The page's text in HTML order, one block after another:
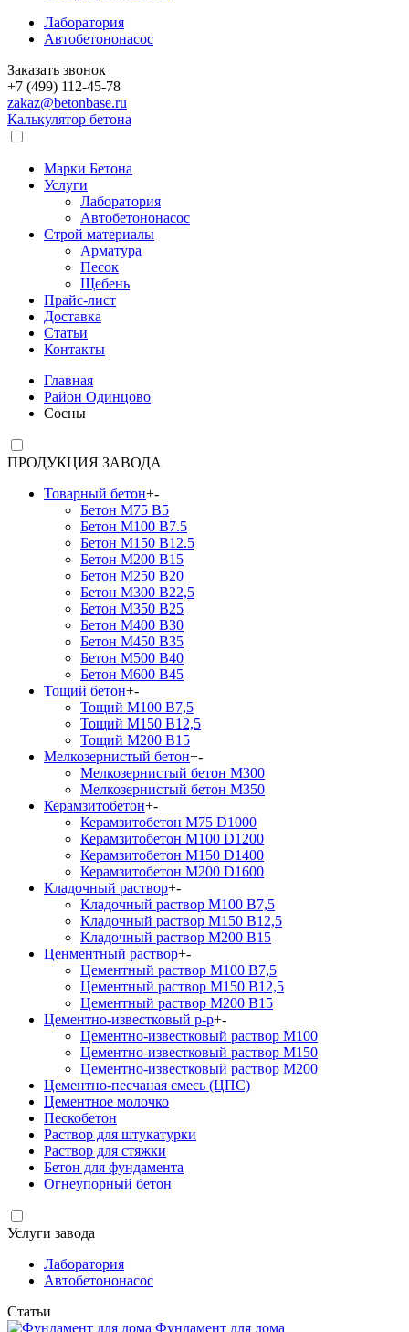
Лаборатория
Автобетононасос
Заказать звонок
+7 (499) 112-45-78
zakaz@betonbase.ru
Калькулятор бетона
Марки Бетона
Услуги
Лаборатория
Автобетононасос
Строй материалы
Арматура
Песок
Щебень
Прайс-лист
Доставка
Статьи
Контакты
Главная
Район Одинцово
Сосны
ПРОДУКЦИЯ ЗАВОДА
Товарный бетон+-
Бетон М75 В5
Бетон М100 В7.5
Бетон М150 В12.5
Бетон М200 В15
Бетон М250 В20
Бетон М300 В22,5
Бетон М350 В25
Бетон М400 В30
Бетон М450 В35
Бетон М500 В40
Бетон М600 В45
Тощий бетон+-
Тощий М100 В7,5
Тощий М150 В12,5
Тощий М200 В15
Мелкозернистый бетон+-
Мелкозернистый бетон М300
Мелкозернистый бетон М350
Керамзитобетон+-
Керамзитобетон М75 D1000
Керамзитобетон М100 D1200
Керамзитобетон М150 D1400
Керамзитобетон М200 D1600
Кладочный раствор+-
Кладочный раствор М100 В7,5
Кладочный раствор М150 В12,5
Кладочный раствор М200 В15
Ценментный раствор+-
Цементный раствор М100 B7,5
Цементный раствор М150 B12,5
Цементный раствор М200 B15
Цементно-известковый р-р+-
Цементно-известковый раствор М100
Цементно-известковый раствор М150
Цементно-известковый раствор М200
Цементно-песчаная смесь (ЦПС)
Цементное молочко
Пескобетон
Раствор для штукатурки
Раствор для стяжки
Бетон для фундамента
Огнеупорный бетон
Услуги завода
Лаборатория
Автобетононасос
Статьи
Фундамент для дома